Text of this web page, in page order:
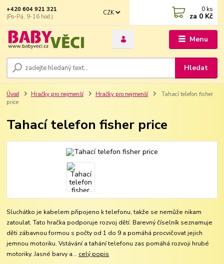
Menu
CZK
Hledat
+420 604 921 321
(Po-Pá, 9-16 hod.)
0 ks
za 0 Kč
Úvod Hračky pro nejmenší Hračky pro nejmenší
Tahací telefon fisher
price
Tahací telefon fisher price
Sluchátko je kabelem připojeno k telefonu, takže se nemůže nikam
zatoulat. Tato hračka podporuje rozvoj dětí. Barevný číselník seznamuje
děti zábavnou formou s počty od 1 do 9 a pomáhá procvičovat jejich
jemnou motoriku. Vstávání a tahání telefonu zas pomáhá rozvoji hrubé
motoriky. Jasné barvy a... celý popis